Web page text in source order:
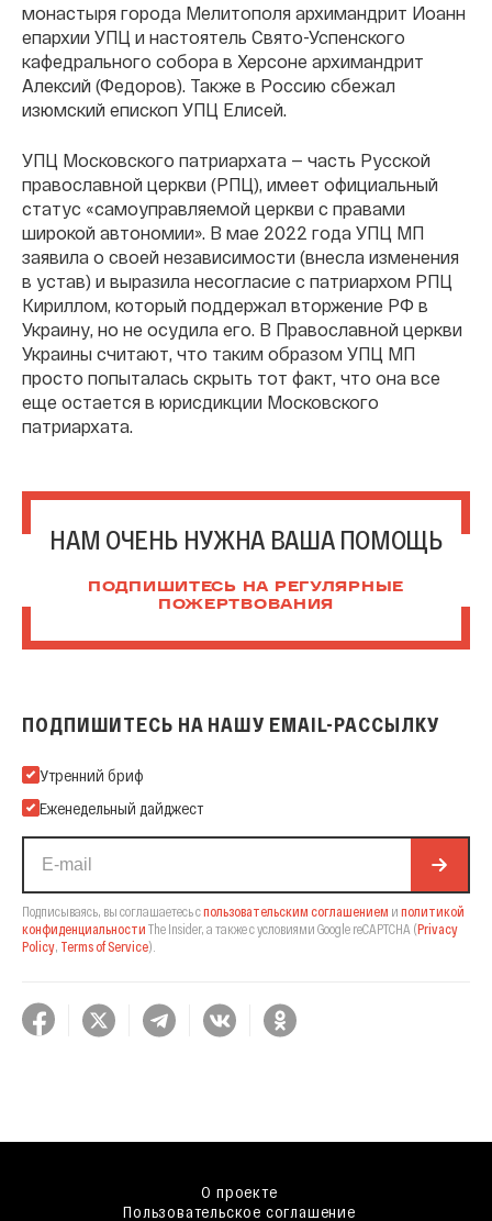
монастыря города Мелитополя архимандрит Иоанн
епархии УПЦ и настоятель Свято-Успенского
кафедрального собора в Херсоне архимандрит
Алексий (Федоров). Также в Россию сбежал
изюмский епископ УПЦ Елисей.
УПЦ Московского патриархата — часть Русской
православной церкви (РПЦ), имеет официальный
статус «самоуправляемой церкви с правами
широкой автономии». В мае 2022 года УПЦ МП
заявила о своей независимости (внесла изменения
в устав) и выразила несогласие с патриархом РПЦ
Кириллом, который поддержал вторжение РФ в
Украину, но не осудила его. В Православной церкви
Украины считают, что таким образом УПЦ МП
просто попыталась скрыть тот факт, что она все
еще остается в юрисдикции Московского
патриархата.
НАМ ОЧЕНЬ НУЖНА ВАША ПОМОЩЬ
ПОДПИШИТЕСЬ НА РЕГУЛЯРНЫЕ
ПОЖЕРТВОВАНИЯ
ПОДПИШИТЕСЬ НА НАШУ EMAIL-РАССЫЛКУ
Подпишитесь на нашу Email-рассылку
Утренний бриф
Еженедельный дайджест
Подписываясь, вы соглашаетесь спользовательским соглашением и политикой
конфиденциальности The Insider, а также с условиями Google reCAPTCHA (Privacy
Policy Terms of Service).
О проекте
Пользовательское соглашение